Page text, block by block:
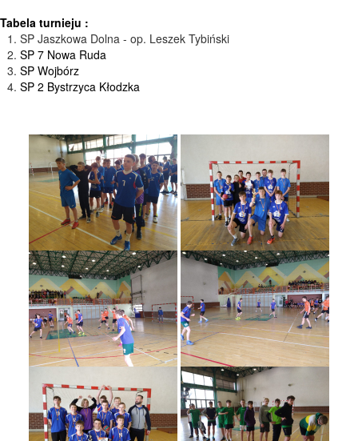
Tabela turnieju :
SP Jaszkowa Dolna - op. Leszek Tybiński
SP 7 Nowa Ruda
SP Wojbórz
SP 2 Bystrzyca Kłodzka